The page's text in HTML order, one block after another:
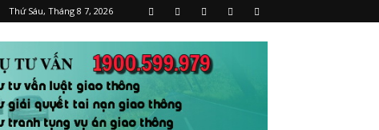
Thứ Sáu, Tháng 8 7, 2026